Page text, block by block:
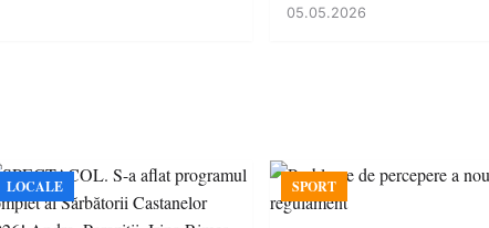
05.05.2026
LOCALE SPORT